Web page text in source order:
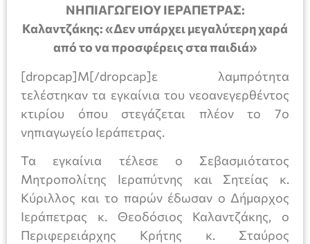
ΝΗΠΙΑΓΩΓΕΙΟΥ ΙΕΡΑΠΕΤΡΑΣ:
Καλαντζάκης: «Δεν υπάρχει μεγαλύτερη χαρά
από το να προσφέρεις στα παιδιά»
[dropcap]Μ[/dropcap]ε λαμπρότητα
τελέστηκαν τα εγκαίνια του νεοανεγερθέντος
κτιρίου όπου στεγάζεται πλέον το 7ο
νηπιαγωγείο Ιεράπετρας.
Τα εγκαίνια τέλεσε ο Σεβασμιότατος
Μητροπολίτης Ιεραπύτνης και Σητείας κ.
Κύριλλος και το παρών έδωσαν ο Δήμαρχος
Ιεράπετρας κ. Θεοδόσιος Καλαντζάκης, ο
Περιφερειάρχης Κρήτης κ. Σταύρος